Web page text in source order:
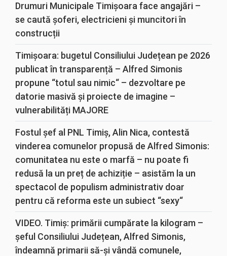
Drumuri Municipale Timișoara face angajări –
se caută șoferi, electricieni și muncitori în
construcții
Timișoara: bugetul Consiliului Județean pe 2026
publicat în transparență – Alfred Simonis
propune “totul sau nimic“ – dezvoltare pe
datorie masivă și proiecte de imagine –
vulnerabilități MAJORE
Fostul șef al PNL Timiș, Alin Nica, contestă
vinderea comunelor propusă de Alfred Simonis:
comunitatea nu este o marfă – nu poate fi
redusă la un preț de achiziție – asistăm la un
spectacol de populism administrativ doar
pentru că reforma este un subiect “sexy“
VIDEO. Timiș: primării cumpărate la kilogram –
șeful Consiliului Județean, Alfred Simonis,
îndeamnă primarii să-și vândă comunele,